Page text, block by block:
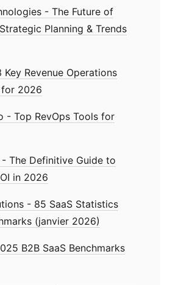
- The Future of
Planning & Trends
Revenue Operations
2026
- Top RevOps Tools for
The Definitive Guide to
in 2026
- 85 SaaS Statistics
(janvier 2026)
B2B SaaS Benchmarks